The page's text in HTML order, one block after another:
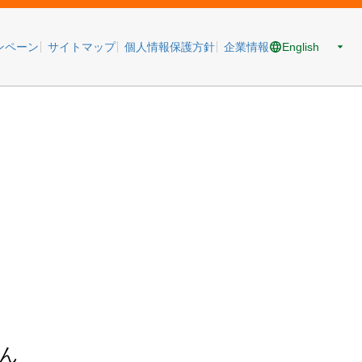
ペーン サイトマップ 個人情報保護方針 企業情報 English